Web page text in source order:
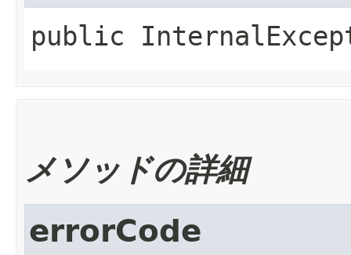
public
メソッドの詳細
errorCode